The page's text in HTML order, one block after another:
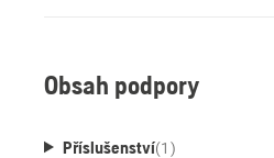
Obsah podpory
Příslušenství(1 )